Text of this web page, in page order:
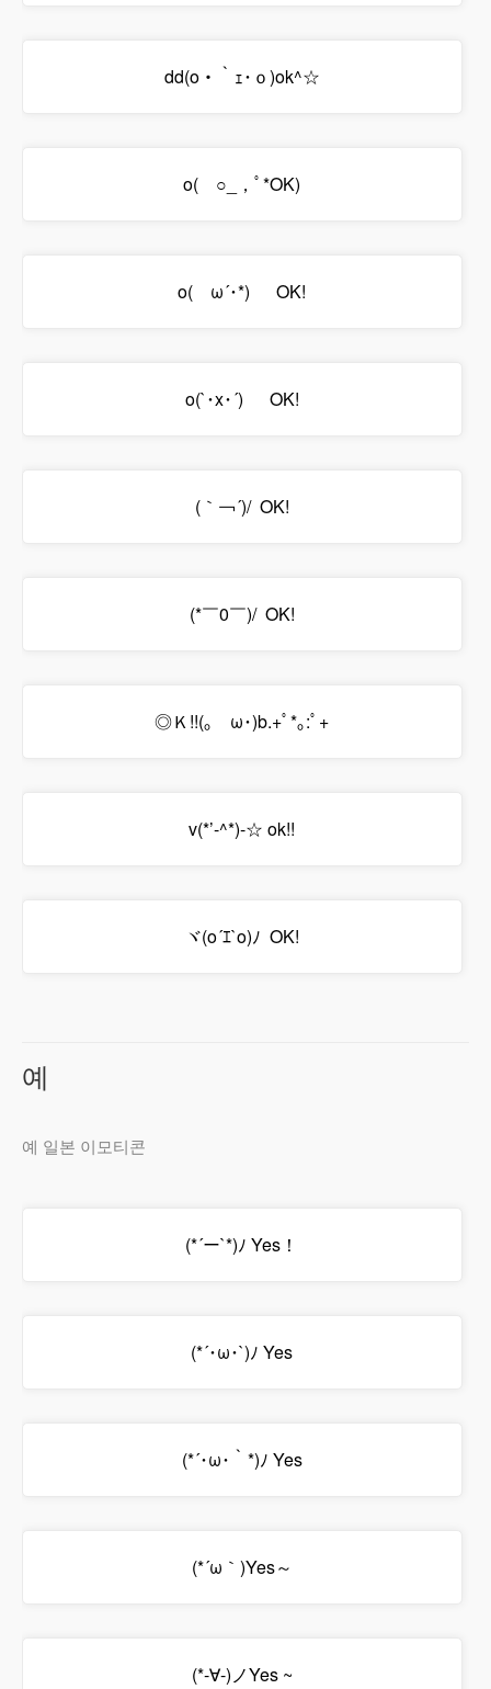
dd(o・｀ｪ･ｏ)ok^☆
o(ゝ○_，ﾟ*OK)
o(ゝω´･*)ゞ OK!
o(`･x･´)ゞ OK!
(｀￢´)/ OK!
(*￣0￣)/ OK!
◎Ｋ!!(｡ゝω･)b.+ﾟ*｡:ﾟ+
v(*’-^*)-☆ ok!!
ヾ(o´ｴ`o)ﾉ OK!
예
예 일본 이모티콘
(*´ー`*)ﾉ Yes！
(*´･ω･`)ﾉ Yes
(*´･ω･｀*)ﾉ Yes
(*´ω｀)Yes～
(*-∀-)ノYes ~